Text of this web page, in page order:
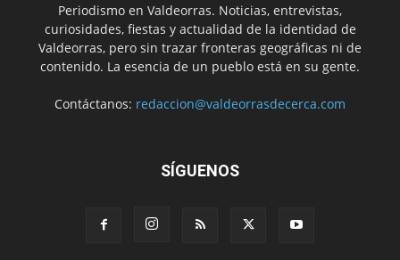
Periodismo en Valdeorras. Noticias, entrevistas,
curiosidades, fiestas y actualidad de la identidad de
Valdeorras, pero sin trazar fronteras geográficas ni de
contenido. La esencia de un pueblo está en su gente.
Contáctanos: redaccion@valdeorrasdecerca.com
SÍGUENOS